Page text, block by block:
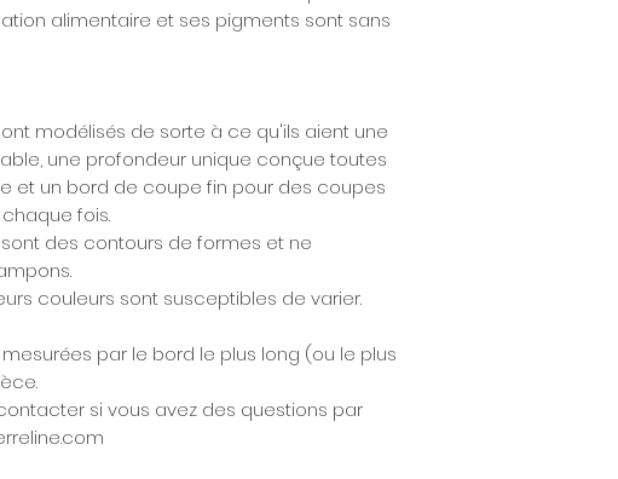
alimentaire et ses pigments sont sans
modélisés de sorte à ce qu'ils aient une
une profondeur unique conçue toutes
et un bord de coupe fin pour des coupes
fois.
des contours de formes et ne
couleurs sont susceptibles de varier.
par le bord le plus long (ou le plus
si vous avez des questions par